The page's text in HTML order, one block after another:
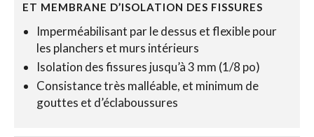
ET MEMBRANE D’ISOLATION DES FISSURES
Imperméabilisant par le dessus et flexible pour
les planchers et murs intérieurs
Isolation des fissures jusqu’à 3 mm (1/8 po)
Consistance très malléable, et minimum de
gouttes et d’éclaboussures